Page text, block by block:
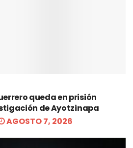
queda en prisión
de Ayotzinapa
AGOSTO 7, 2026